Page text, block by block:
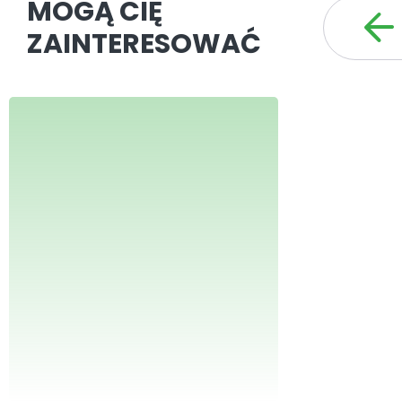
MOGĄ CIĘ
ZAINTERESOWAĆ